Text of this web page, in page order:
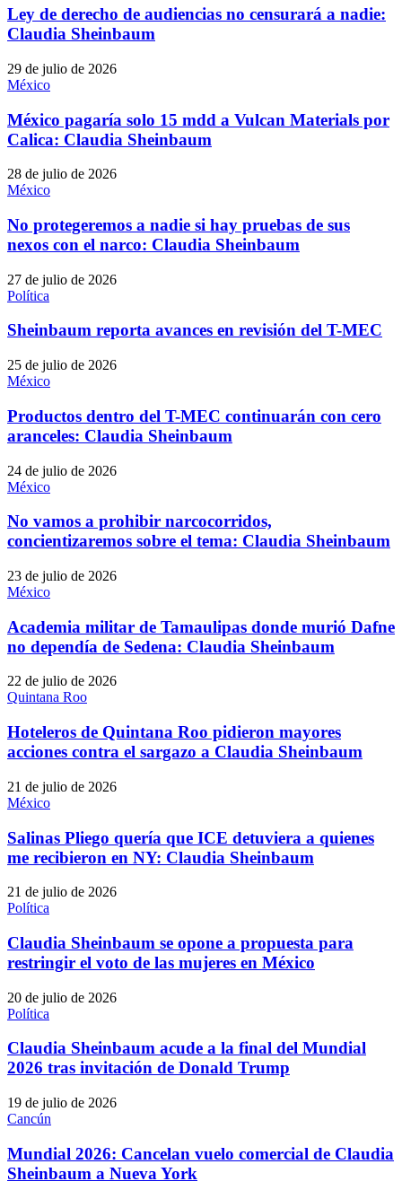
Ley de derecho de audiencias no censurará a nadie:
Claudia Sheinbaum
29 de julio de 2026
México
México pagaría solo 15 mdd a Vulcan Materials por
Calica: Claudia Sheinbaum
28 de julio de 2026
México
No protegeremos a nadie si hay pruebas de sus
nexos con el narco: Claudia Sheinbaum
27 de julio de 2026
Política
Sheinbaum reporta avances en revisión del T-MEC
25 de julio de 2026
México
Productos dentro del T-MEC continuarán con cero
aranceles: Claudia Sheinbaum
24 de julio de 2026
México
No vamos a prohibir narcocorridos,
concientizaremos sobre el tema: Claudia Sheinbaum
23 de julio de 2026
México
Academia militar de Tamaulipas donde murió Dafne
no dependía de Sedena: Claudia Sheinbaum
22 de julio de 2026
Quintana Roo
Hoteleros de Quintana Roo pidieron mayores
acciones contra el sargazo a Claudia Sheinbaum
21 de julio de 2026
México
Salinas Pliego quería que ICE detuviera a quienes
me recibieron en NY: Claudia Sheinbaum
21 de julio de 2026
Política
Claudia Sheinbaum se opone a propuesta para
restringir el voto de las mujeres en México
20 de julio de 2026
Política
Claudia Sheinbaum acude a la final del Mundial
2026 tras invitación de Donald Trump
19 de julio de 2026
Cancún
Mundial 2026: Cancelan vuelo comercial de Claudia
Sheinbaum a Nueva York